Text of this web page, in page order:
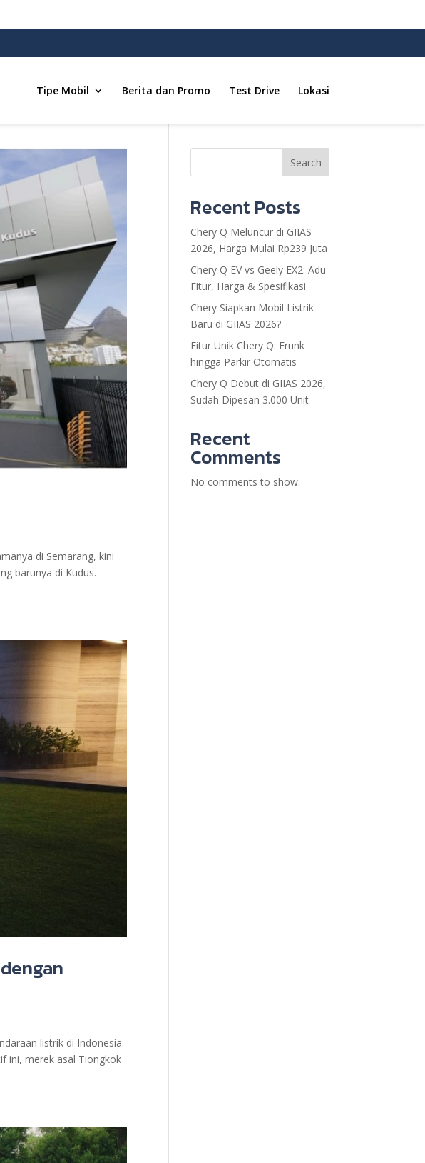
Tipe Mobil Berita dan Promo Test Drive Lokasi
di Semarang, kini
barunya di Kudus.
listrik di Indonesia.
ini, merek asal Tiongkok
Search
Recent Posts
Chery Q Meluncur di GIIAS
2026, Harga Mulai Rp239 Juta
Chery Q EV vs Geely EX2: Adu
Fitur, Harga & Spesifikasi
Chery Siapkan Mobil Listrik
Baru di GIIAS 2026?
Fitur Unik Chery Q: Frunk
hingga Parkir Otomatis
Chery Q Debut di GIIAS 2026,
Sudah Dipesan 3.000 Unit
Recent
Comments
No comments to show.